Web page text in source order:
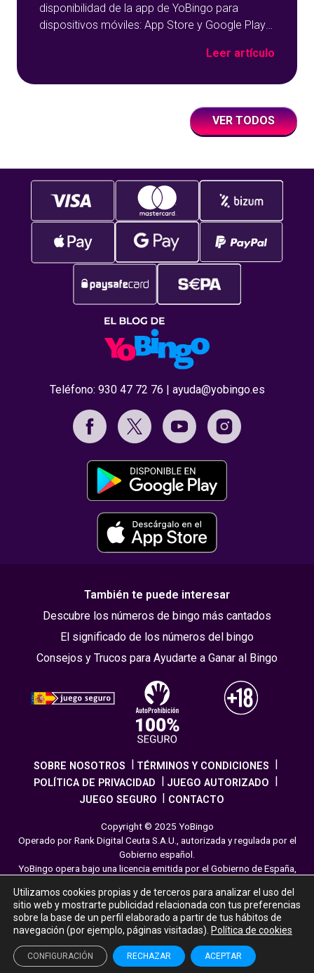
disponibilidad de la app de YoBingo para
dispositivos móviles: App Store y Google Play
Leer artículo
VER TODOS
Teléfono: 930 47 72 76 | ayuda@yobingo.es
También te puede interesar
Descubre los números de bingo más cantados
El significado de los números del bingo
Consejos y Trucos para Ayudarte a Ganar al Bingo
SOBRE NOSOTROS
TÉRMINOS Y CONDICIONES
POLÍTICA DE PRIVACIDAD
JUEGO AUTORIZADO
JUEGO SEGURO
CONTACTO
Copyright © 2025 YoBingo
Operado por Rank Digital Ceuta S.A.U., autorizada y regulada por el
Gobierno español.
YoBingo opera bajo una licencia emitida por el Gobierno de España,
responsabilidad en los juegos online. El juego es una forma de
entretenimiento cuya finalidad es ofrecer diversión y emoción a los
jugadores en nuestra página web. Juega con moderación siguiendo
las pautas recomendadas para el juego responsable.
Utilizamos cookies propias y de terceros para analizar el uso del
sitio web y mostrarte publicidad relacionada con tus preferencias
sobre la base de un perfil elaborado a partir de tus hábitos de
navegación (por ejemplo, páginas visitadas). Política de cookies
ACEPTAR
RECHAZAR
CONFIGURACIÓN